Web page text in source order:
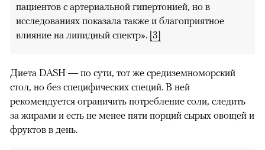
пациентов с артериальной гипертонией, но в
исследованиях показала также и благоприятное
влияние на липидный спектр». [3]
Диета DASH — по сути, тот же средиземноморский
стол, но без специфических специй. В ней
рекомендуется ограничить потребление соли, следить
за жирами и есть не менее пяти порций сырых овощей и
фруктов в день.